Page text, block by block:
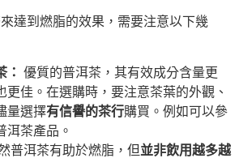
達到燃脂的效果，需要注意以下幾
： 優質的普洱茶，其有效成分含量更
更佳。在選購時，要注意茶葉的外觀、
量選擇有信譽的茶行購買。例如可以參
洱茶產品。
普洱茶有助於燃脂，但並非飲用越多越